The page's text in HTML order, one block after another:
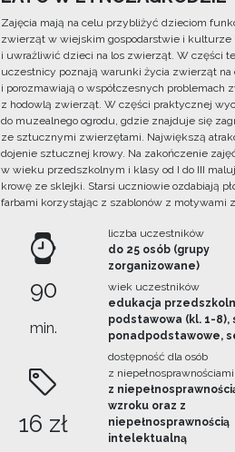
Zajęcia mają na celu przybliżyć dzieciom
zwierząt w wiejskim gospodarstwie i kulturze
i uwrażliwić dzieci na los zwierząt. W części
uczestnicy poznają warunki życia zwierząt na
i porozmawiają o współczesnych problemach
z hodowlą zwierząt. W części praktycznej
do muzealnego ogrodu, gdzie znajduje się
ze sztucznymi zwierzętami. Największą
dojenie sztucznej krowy. Na zakończenie
w wieku przedszkolnym i klasy od I do III
krowę ze sklejki. Starsi uczniowie ozdabiają
farbami korzystając z szablonów z motywami
90
min.
16 zł
liczba uczestników
do 25 osób (grupy
zorganizowane)
wiek uczestników
edukacja
podstawowa (kl. 1-8),
ponadpodstawowe,
dostępność dla osób
z niepełnosprawnościami
z
wzroku oraz z
niepełnosprawnością
intelektualną